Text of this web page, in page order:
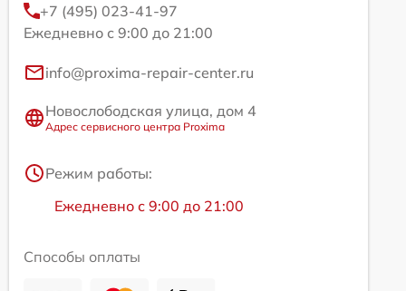
+7 (495) 023-41-97
Ежедневно с 9:00 до 21:00
info@proxima-repair-center.ru
Новослободская улица, дом 4
Адрес сервисного центра Proxima
Режим работы:
Ежедневно с 9:00 до 21:00
Способы оплаты